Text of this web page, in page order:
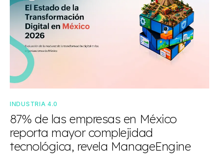
INDUSTRIA 4.0
87% de las empresas en México
reporta mayor complejidad
tecnológica, revela ManageEngine